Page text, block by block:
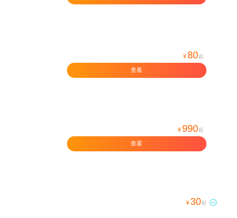
¥ 80 起
查看
¥ 990 起
查看
¥30起 